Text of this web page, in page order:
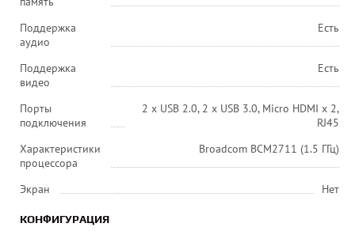
Поддержка
аудио
Есть
Поддержка
видео
Есть
Порты
подключения
2 x USB 2.0, 2 x USB 3.0, Micro HDMI х 2,
RJ45
Характеристики
процессора
Broadcom BCM2711 (1.5 ГГц)
Экран Нет
КОНФИГУРАЦИЯ